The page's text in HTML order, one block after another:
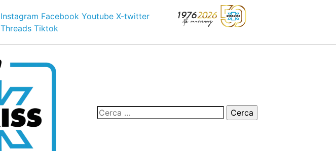
Instagram Facebook Youtube X-twitter
Threads Tiktok